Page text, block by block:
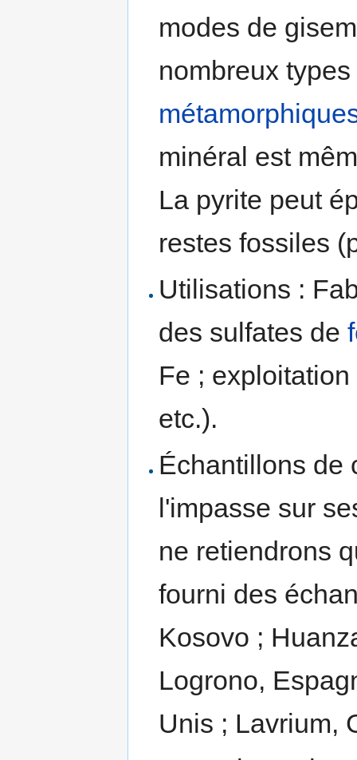
modes de
nombreux
minéral est
La pyrite peut
restes fossiles
Utilisations :
des sulfates de
Fe ;
etc.).
Échantillons de
l'impasse sur
ne retiendrons
fourni des
Kosovo ;
Logrono,
Unis ; Lavrium,